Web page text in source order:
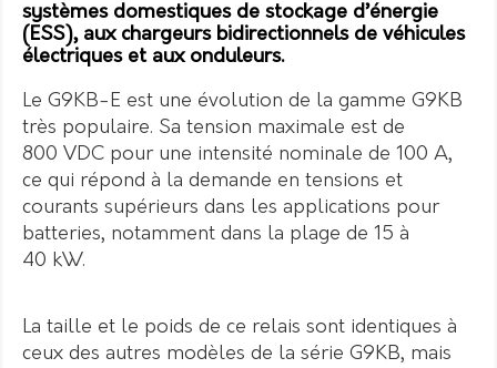
systèmes domestiques de stockage d’énergie
(ESS), aux chargeurs bidirectionnels de véhicules
électriques et aux onduleurs.
Le G9KB-E est une évolution de la gamme G9KB
très populaire. Sa tension maximale est de
800 VDC pour une intensité nominale de 100 A,
ce qui répond à la demande en tensions et
courants supérieurs dans les applications pour
batteries, notamment dans la plage de 15 à
40 kW.
La taille et le poids de ce relais sont identiques à
ceux des autres modèles de la série G9KB, mais